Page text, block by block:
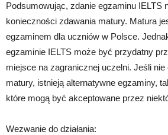
Podsumowując, zdanie egzaminu IELTS
konieczności zdawania matury. Matura
egzaminem dla uczniów w Polsce.
egzaminie IELTS może być przydatny
miejsce na zagranicznej uczelni. Jeśli
matury, istnieją alternatywne egzaminy,
które mogą być akceptowane przez
Wezwanie do działania: